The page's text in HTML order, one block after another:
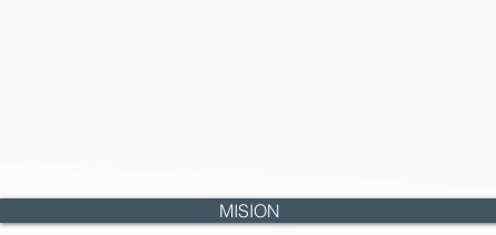
MISION